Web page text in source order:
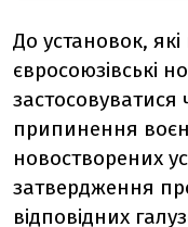
До установок,
євросоюзівські
припинення
новостворених
затвердження
відповідних